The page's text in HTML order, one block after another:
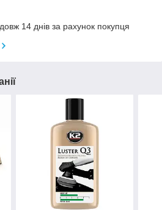
14 днів за рахунок покупця